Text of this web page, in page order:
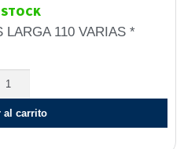
LARGA 110 VARIAS *
al carrito